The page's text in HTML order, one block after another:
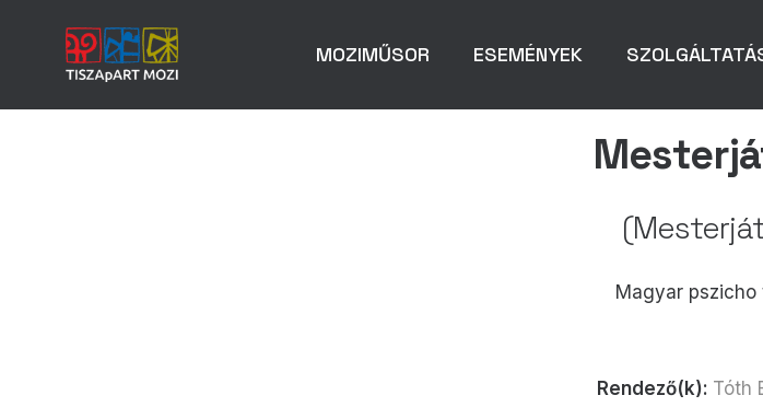
MOZIMŰSOR ESEMÉNYEK
Magyar pszicho
Rendező(k): Tóth